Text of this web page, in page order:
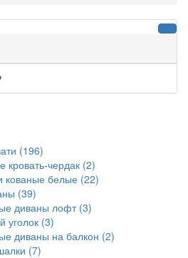
(196)
кровать-чердак (2)
кованые белые (22)
(39)
диваны лофт (3)
уголок (3)
диваны на балкон (2)
(7)